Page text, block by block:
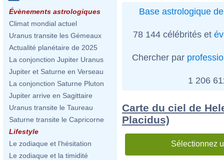
Évènements astrologiques
Climat mondial actuel
Uranus transite les Gémeaux
Actualité planétaire de 2025
La conjonction Jupiter Uranus
Jupiter et Saturne en Verseau
La conjonction Saturne Pluton
Jupiter arrive en Sagittaire
Uranus transite le Taureau
Saturne transite le Capricorne
Lifestyle
Le zodiaque et l'hésitation
Le zodiaque et la timidité
Base astrologique
78 144 célébrités et
Chercher par
1 206
Carte du ciel de
Placidus)
Sélectionnez